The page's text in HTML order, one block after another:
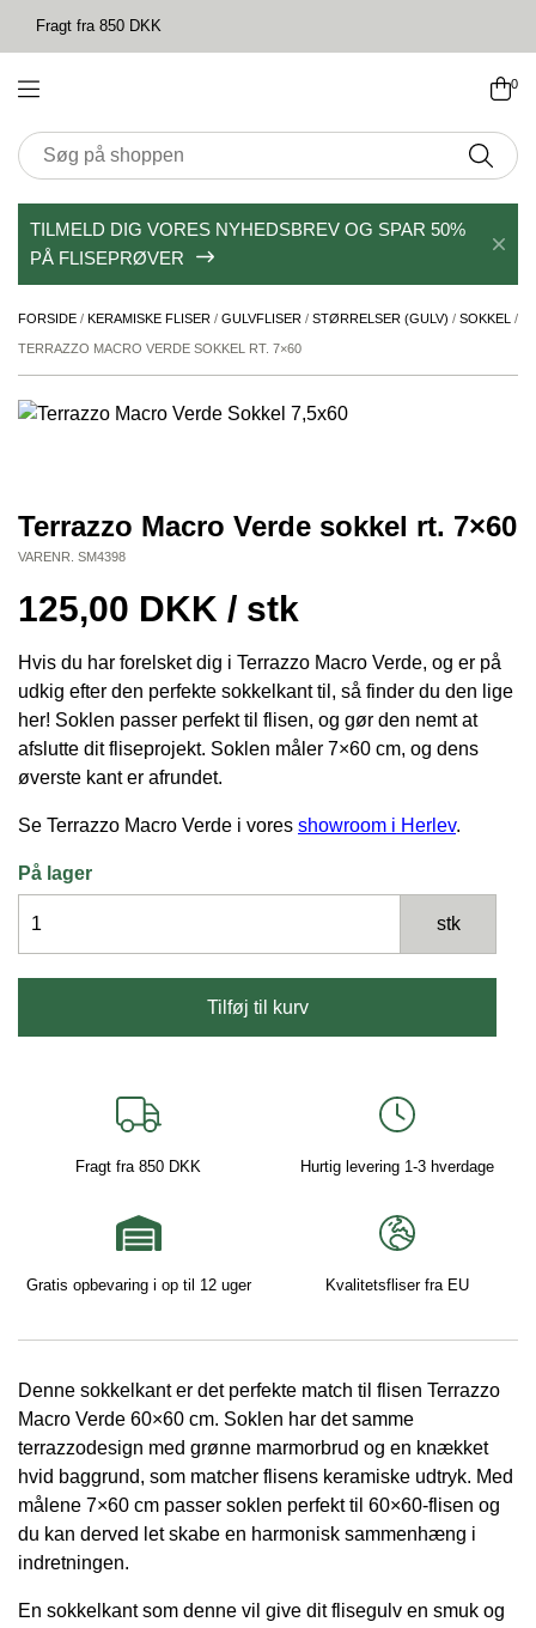
Fragt fra 850 DKK
0
TILMELD DIG VORES NYHEDSBREV OG SPAR 50%
PÅ FLISEPRØVER
FORSIDE / KERAMISKE FLISER / GULVFLISER / STØRRELSER (GULV) / SOKKEL /
TERRAZZO MACRO VERDE SOKKEL RT. 7×60
Terrazzo Macro Verde sokkel rt. 7×60
VARENR. SM4398
125,00 DKK / stk
Hvis du har forelsket dig i Terrazzo Macro Verde, og er på
udkig efter den perfekte sokkelkant til, så finder du den lige
her! Soklen passer perfekt til flisen, og gør den nemt at
afslutte dit fliseprojekt. Soklen måler 7×60 cm, og dens
øverste kant er afrundet.
Se Terrazzo Macro Verde i vores showroom i Herlev.
På lager
Macro
stk
Tilføj til kurv
Fragt fra 850 DKK Hurtig levering 1-3 hverdage
Gratis opbevaring i op til 12 uger Kvalitetsfliser fra EU
Denne sokkelkant er det perfekte match til flisen Terrazzo
Macro Verde 60×60 cm. Soklen har det samme
terrazzodesign med grønne marmorbrud og en knækket
hvid baggrund, som matcher flisens keramiske udtryk. Med
målene 7×60 cm passer soklen perfekt til 60×60-flisen og
du kan derved let skabe en harmonisk sammenhæng i
indretningen.
En sokkelkant som denne vil give dit flisegulv en smuk og